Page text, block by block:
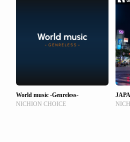
World music -Genreless-
NICHION CHOICE